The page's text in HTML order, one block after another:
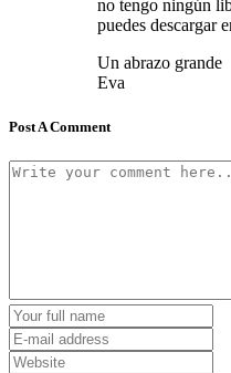
no tengo ningún
puedes descargar
Un abrazo grande
Eva
Post A Comment